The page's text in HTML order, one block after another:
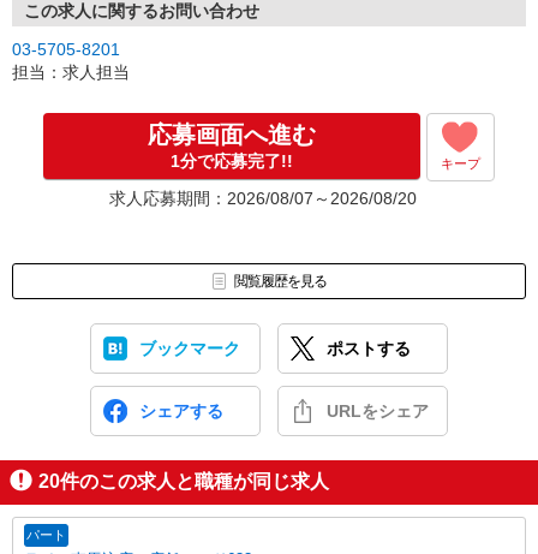
この求人に関するお問い合わせ
03-5705-8201
担当：求人担当
応募画面へ進む
1分で応募完了!! キープ
求人応募期間：2026/08/07～2026/08/20
閲覧履歴を見る
ブックマーク ポストする
シェアする URLをシェア
20件のこの求人と職種が同じ求人
パート